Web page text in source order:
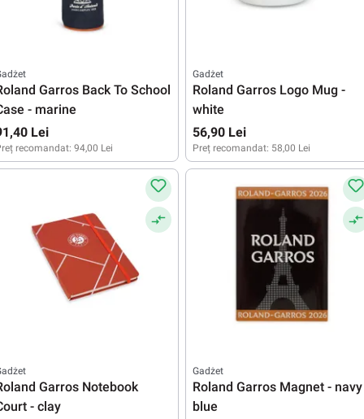
Garros Back To School
- marine
Lei
recomandat: 94,00 Lei
Gadżet
Roland Garros Logo Mug -
white
56,90 Lei
Preț recomandat: 58,00 Lei
Garros Notebook
- clay
Gadżet
Roland Garros Magnet - navy
blue